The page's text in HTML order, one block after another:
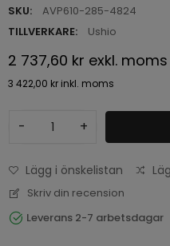
SKU:
AVP610-285-4824
TILLVERKARE:
Ushio
2 737,60 kr exkl. moms
3 422,00 kr inkl. moms
- +
Lägg i önskelistan
Skriv din recension
Leverans 2-7 arbetsdagar